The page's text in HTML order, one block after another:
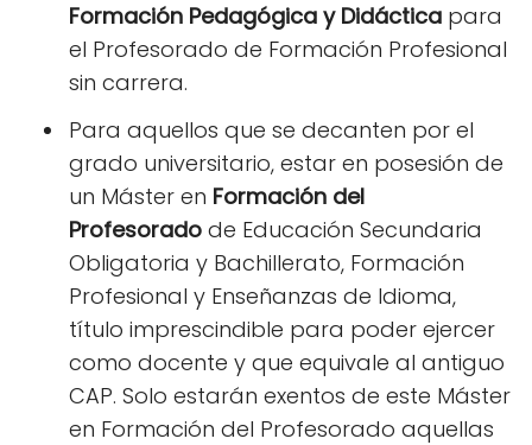
Formación Pedagógica y Didáctica para
el Profesorado de Formación Profesional
sin carrera.
Para aquellos que se decanten por el
grado universitario, estar en posesión de
un Máster en Formación del
Profesorado de Educación Secundaria
Obligatoria y Bachillerato, Formación
Profesional y Enseñanzas de Idioma,
título imprescindible para poder ejercer
como docente y que equivale al antiguo
CAP. Solo estarán exentos de este Máster
en Formación del Profesorado aquellas